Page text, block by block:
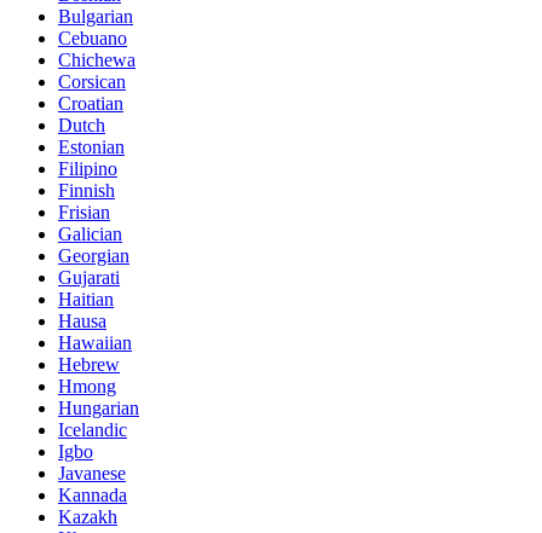
Bulgarian
Cebuano
Chichewa
Corsican
Croatian
Dutch
Estonian
Filipino
Finnish
Frisian
Galician
Georgian
Gujarati
Haitian
Hausa
Hawaiian
Hebrew
Hmong
Hungarian
Icelandic
Igbo
Javanese
Kannada
Kazakh